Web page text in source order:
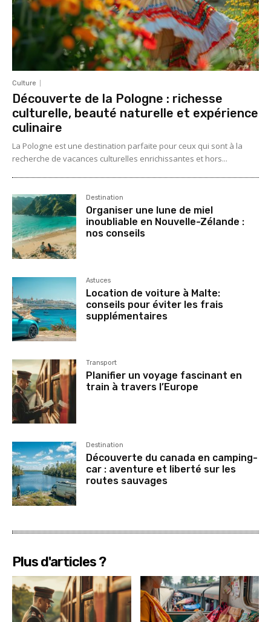
Culture
Découverte de la Pologne : richesse
culturelle, beauté naturelle et expérience
culinaire
La Pologne est une destination parfaite pour ceux qui sont à la
recherche de vacances culturelles enrichissantes et hors...
Destination
Organiser une lune de miel
inoubliable en Nouvelle-Zélande :
nos conseils
Astuces
Location de voiture à Malte:
conseils pour éviter les frais
supplémentaires
Transport
Planifier un voyage fascinant en
train à travers l’Europe
Destination
Découverte du canada en camping-
car : aventure et liberté sur les
routes sauvages
Plus d'articles ?